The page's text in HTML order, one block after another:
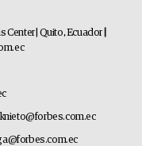
Center | Quito, Ecuador
knieto@forbes.com.ec